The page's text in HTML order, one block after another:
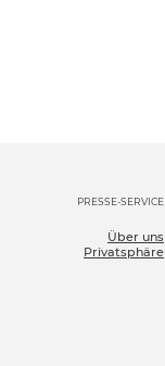
PRESSE-SERVICE
Über uns
Privatsphäre